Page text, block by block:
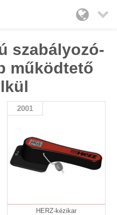

szabályozó-
működtető
2001
HERZ-kézikar